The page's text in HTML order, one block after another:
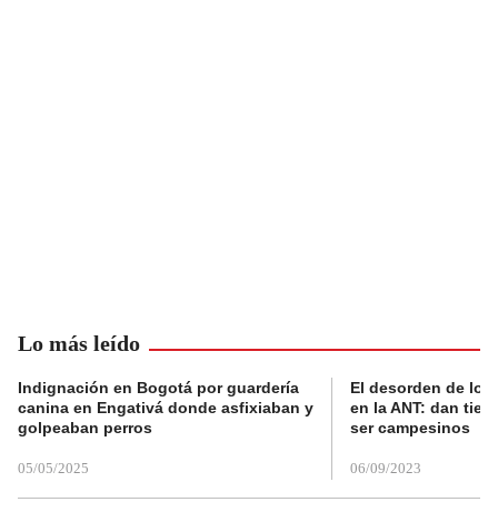
Lo más leído
Indignación en Bogotá por guardería
canina en Engativá donde asfixiaban y
golpeaban perros
05/05/2025
El desorden de
en la ANT: dan
ser campesinos
06/09/2023